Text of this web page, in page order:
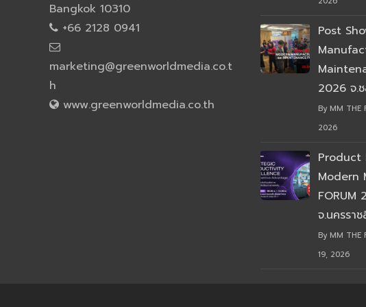
Bangkok 10310
+66 2128 0941
marketing@greenworldmedia.co.t
h
www.greenworldmedia.co.th
Post
2026 จ.
By MM THE
2026
Product
Modern
FORUM
จ.นครรา
By MM THE
19, 2026